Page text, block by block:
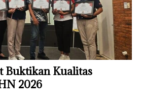
Buktikan Kualitas
2026